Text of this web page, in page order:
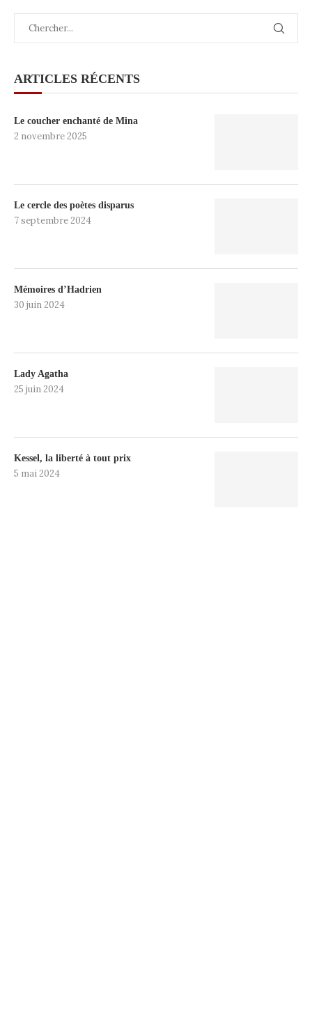
ARTICLES RÉCENTS
Le coucher enchanté de Mina
2 novembre 2025
Le cercle des poètes disparus
7 septembre 2024
Mémoires d’Hadrien
30 juin 2024
Lady Agatha
25 juin 2024
Kessel, la liberté à tout prix
5 mai 2024